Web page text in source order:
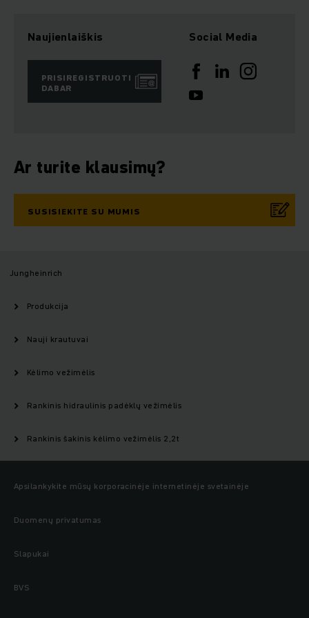
Naujienlaiškis
PRISIREGISTRUOTI
DABAR
Social Media
Ar turite klausimų?
SUSISIEKITE SU MUMIS
Jungheinrich
Produkcija
Nauji krautuvai
Kėlimo vežimėlis
Rankinis hidraulinis padėklų vežimėlis
Rankinis šakinis kėlimo vežimėlis 2,2t
Apsilankykite mūsų korporacinėje internetinėje svetainėje
Duomenų privatumas
Slapukai
BVS